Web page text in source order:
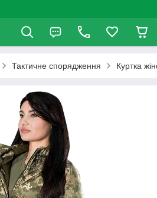
Тактичне спорядження Куртка